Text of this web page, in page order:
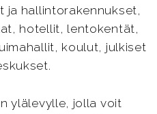
ja hallintorakennukset,
hotellit, lentokentät,
koulut, julkiset
ylälevylle, jolla voit